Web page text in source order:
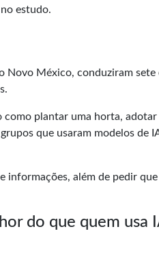
estudo.
Novo México, conduziram sete
plantar uma horta,
que usaram modelos de
informações, além de pedir
do que quem usa